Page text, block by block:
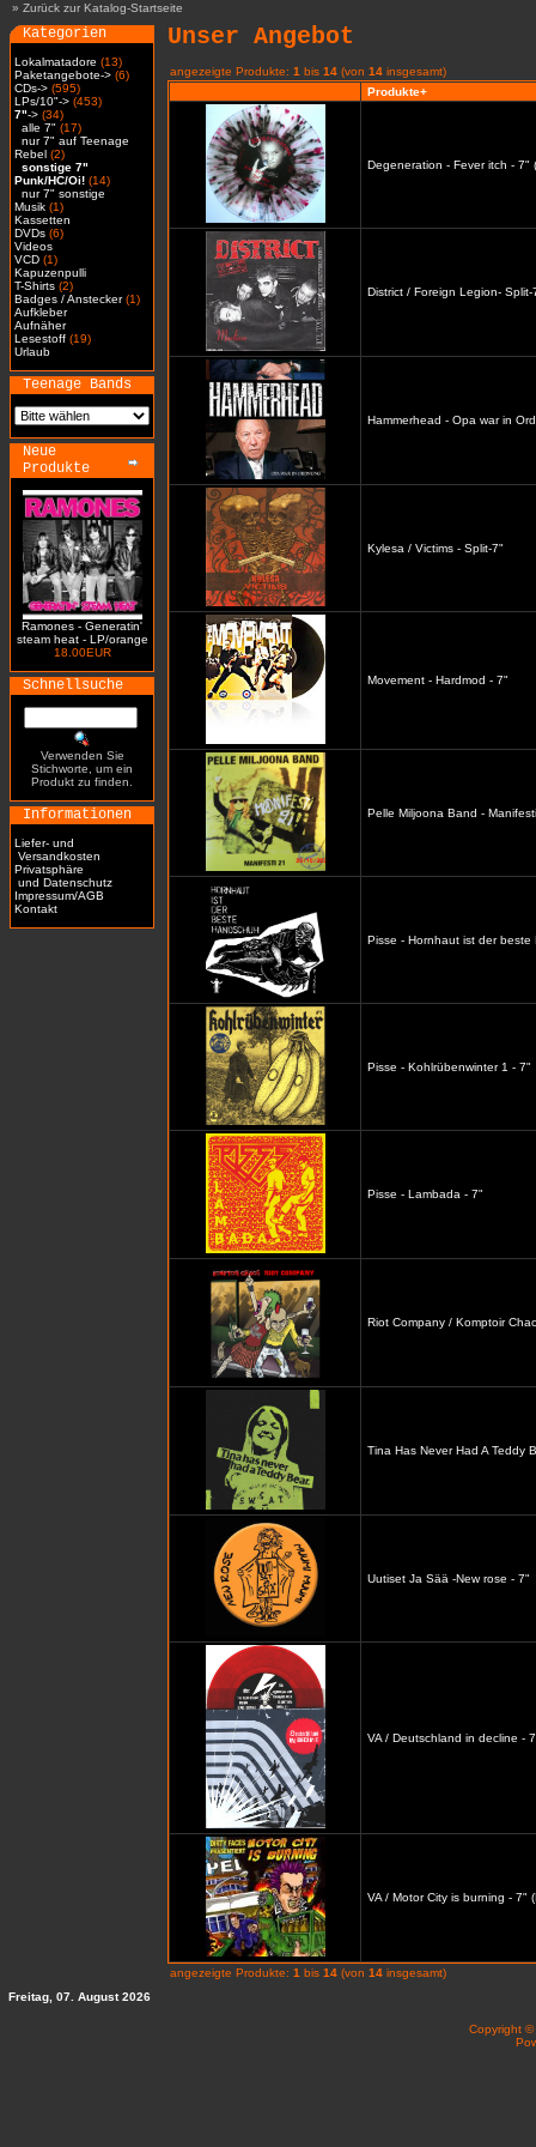
» Zurück zur Katalog-Startseite
Kategorien
Lokalmatadore (13)
Paketangebote-> (6)
CDs-> (595)
LPs/10"-> (453)
7"-> (34)
alle 7" (17)
nur 7" auf Teenage
Rebel (2)
sonstige 7"
Punk/HC/Oi! (14)
nur 7" sonstige
Musik (1)
Kassetten
DVDs (6)
Videos
VCD (1)
Kapuzenpulli
T-Shirts (2)
Badges / Anstecker(1)
Aufkleber
Aufnäher
Lesestoff (19)
Urlaub
Teenage Bands
Neue
Produkte
Ramones - Generatin'
steam heat - LP/orange
18.00EUR
Schnellsuche
Verwenden Sie
Stichworte, um ein
Produkt zu finden.
Informationen
Liefer- und
Versandkosten
Privatsphäre
und Datenschutz
Impressum/AGB
Kontakt
Unser Angebot
angezeigte Produkte: 1 bis 14 (von 14 insgesamt)
Produkte+
Degeneration - Fever itch - 7"
District / Foreign Legion- Split-
Hammerhead - Opa war in
Kylesa / Victims - Split-7"
Movement - Hardmod - 7"
Pelle Miljoona Band -
Pisse - Hornhaut ist der beste
Pisse - Kohlrübenwinter 1 - 7"
Pisse - Lambada - 7"
Riot Company / Komptoir
Tina Has Never Had A Teddy
Uutiset Ja Sää -New rose - 7"
VA / Deutschland in decline -
VA / Motor City is burning - 7"
angezeigte Produkte: 1 bis 14 (von 14 insgesamt)
Freitag, 07. August 2026
Copyright